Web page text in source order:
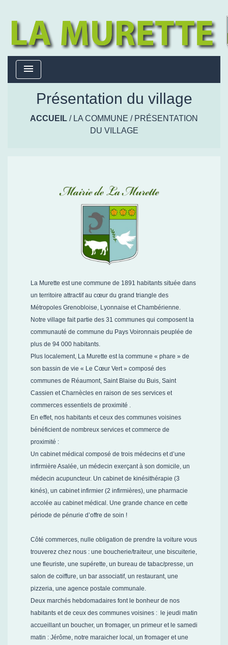
menu
Présentation du village
ACCUEIL / LA COMMUNE / PRÉSENTATION
DU VILLAGE
La Murette est une commune de 1891 habitants située dans
un territoire attractif au cœur du grand triangle des
Métropoles Grenobloise, Lyonnaise et Chambérienne.
Notre village fait partie des 31 communes qui composent la
communauté de commune du Pays Voironnais peuplée de
plus de 94 000 habitants.
Plus localement, La Murette est la commune « phare » de
son bassin de vie « Le Cœur Vert » composé des
communes de Réaumont, Saint Blaise du Buis, Saint
Cassien et Charnècles en raison de ses services et
commerces essentiels de proximité .
En effet, nos habitants et ceux des communes voisines
bénéficient de nombreux services et commerce de
proximité :
Un cabinet médical composé de trois médecins et d’une
infirmière Asalée, un médecin exerçant à son domicile, un
médecin acupuncteur. Un cabinet de kinésithérapie (3
kinés), un cabinet infirmier (2 infirmières), une pharmacie
accolée au cabinet médical. Une grande chance en cette
période de pénurie d’offre de soin !
Côté commerces, nulle obligation de prendre la voiture vous
trouverez chez nous : une boucherie/traiteur, une biscuiterie,
une fleuriste, une supérette, un bureau de tabac/presse, un
salon de coiffure, un bar associatif, un restaurant, une
pizzeria, une agence postale communale.
Deux marchés hebdomadaires font le bonheur de nos
habitants et de ceux des communes voisines : le jeudi matin
accueillant un boucher, un fromager, un primeur et le samedi
matin : Jérôme, notre maraicher local, un fromager et une